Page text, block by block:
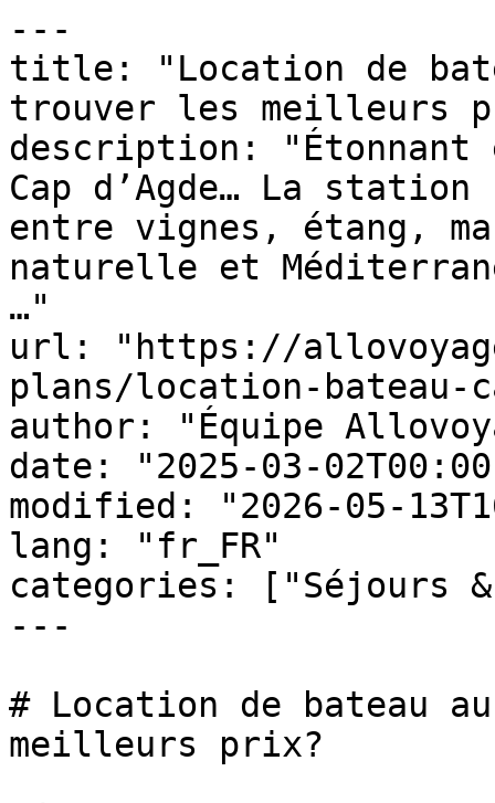
---
title: "Location de
trouver les meilleurs
description: "Étonnant
Cap d’Agde… La
entre vignes, étang,
naturelle et
…"
url: "https://
plans/location-bateau-
author: "Équipe
date: "2025-03-
modified: "2026-05-
lang: "fr_FR"
categories: ["Séjours
---
# Location de bateau
meilleurs prix?